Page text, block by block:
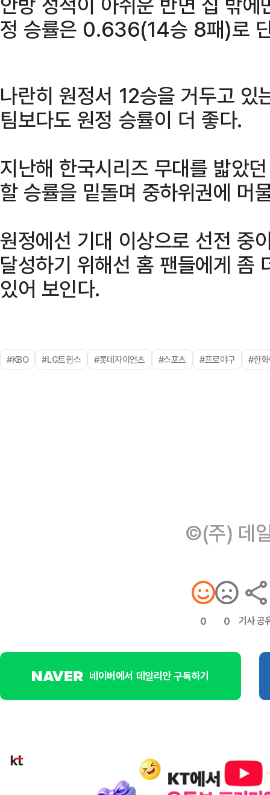
정 승률은 0.636(14승 8패)로
나란히 원정서 12승을 거두고
팀보다도 원정 승률이 더 좋다.
지난해 한국시리즈 무대를 밟았
할 승률을 밑돌며 중하위권에 머
원정에선 기대 이상으로 선전 중
달성하기 위해선 홈 팬들에게 좀
있어 보인다.
#KBO #LG트윈스 #롯데자이언츠 #스포츠 #프로야구 #한
©(주) 데
0 0 기사 공
네이버에서 데일리안 구독하기